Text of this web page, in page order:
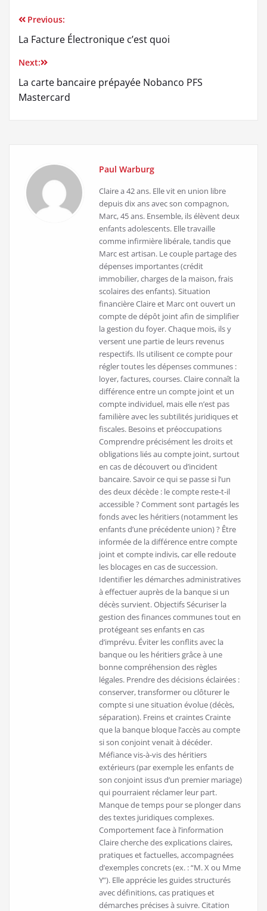
Navigation
de
l’article
Previous:
La Facture Électronique c’est quoi
Next:
La carte bancaire prépayée Nobanco PFS
Mastercard
Paul Warburg
Claire a 42 ans. Elle vit en union libre
depuis dix ans avec son compagnon,
Marc, 45 ans. Ensemble, ils élèvent deux
enfants adolescents. Elle travaille
comme infirmière libérale, tandis que
Marc est artisan. Le couple partage des
dépenses importantes (crédit
immobilier, charges de la maison, frais
scolaires des enfants). Situation
financière Claire et Marc ont ouvert un
compte de dépôt joint afin de simplifier
la gestion du foyer. Chaque mois, ils y
versent une partie de leurs revenus
respectifs. Ils utilisent ce compte pour
régler toutes les dépenses communes :
loyer, factures, courses. Claire connaît la
différence entre un compte joint et un
compte individuel, mais elle n’est pas
familière avec les subtilités juridiques et
fiscales. Besoins et préoccupations
Comprendre précisément les droits et
obligations liés au compte joint, surtout
en cas de découvert ou d’incident
bancaire. Savoir ce qui se passe si l’un
des deux décède : le compte reste-t-il
accessible ? Comment sont partagés les
fonds avec les héritiers (notamment les
enfants d’une précédente union) ? Être
informée de la différence entre compte
joint et compte indivis, car elle redoute
les blocages en cas de succession.
Identifier les démarches administratives
à effectuer auprès de la banque si un
décès survient. Objectifs Sécuriser la
gestion des finances communes tout en
protégeant ses enfants en cas
d’imprévu. Éviter les conflits avec la
banque ou les héritiers grâce à une
bonne compréhension des règles
légales. Prendre des décisions éclairées :
conserver, transformer ou clôturer le
compte si une situation évolue (décès,
séparation). Freins et craintes Crainte
que la banque bloque l’accès au compte
si son conjoint venait à décéder.
Méfiance vis-à-vis des héritiers
extérieurs (par exemple les enfants de
son conjoint issus d’un premier mariage)
qui pourraient réclamer leur part.
Manque de temps pour se plonger dans
des textes juridiques complexes.
Comportement face à l’information
Claire cherche des explications claires,
pratiques et factuelles, accompagnées
d’exemples concrets (ex. : “M. X ou Mme
Y”). Elle apprécie les guides structurés
avec définitions, cas pratiques et
démarches précises à suivre. Citation